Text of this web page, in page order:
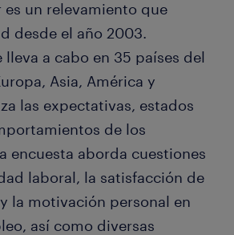
es un relevamiento que
desde el año 2003.
lleva a cabo en 35 países del
Asia, América y
las expectativas, estados
de los
encuesta aborda cuestiones
laboral, la satisfacción de
la motivación personal en
así como diversas